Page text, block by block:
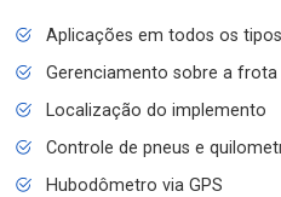
Aplicações em todos os
Gerenciamento sobre a frota
Localização do implemento
Controle de pneus e
Hubodômetro via GPS